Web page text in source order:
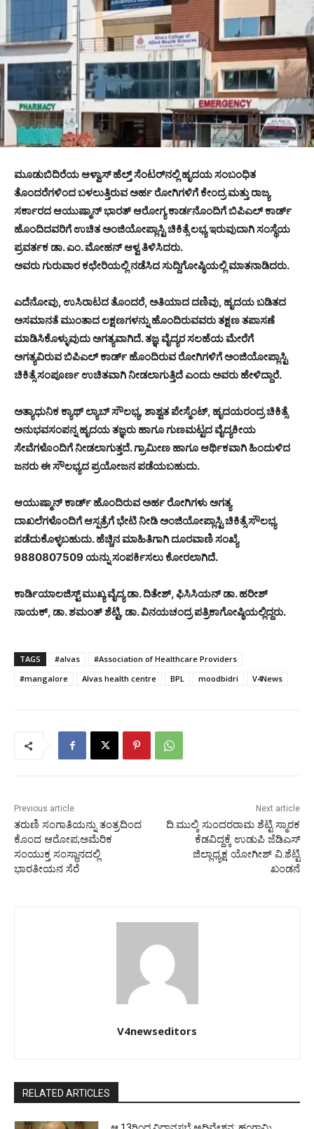
ಮೂಡುಬಿದಿರೆಯ ಆಳ್ವಾಸ್ ಹೆಲ್ತ್ ಸೆಂಟರ್‌ನಲ್ಲಿ ಹೃದಯ ಸಂಬಂಧಿತ
ತೊಂದರೆಗಳಿಂದ ಬಳಲುತ್ತಿರುವ ಅರ್ಹ ರೋಗಿಗಳಿಗೆ ಕೇಂದ್ರ ಮತ್ತು ರಾಜ್ಯ
ಸರ್ಕಾರದ ಆಯುಷ್ಮಾನ್ ಭಾರತ್ ಆರೋಗ್ಯ ಕಾರ್ಡನೊಂದಿಗೆ ಬಿಪಿಎಲ್ ಕಾರ್ಡ್
ಹೊಂದಿದವರಿಗೆ ಉಚಿತ ಅಂಜಿಯೋಪ್ಲಾಸ್ಟಿ ಚಿಕಿತ್ಸೆ ಲಭ್ಯ ಇರುವುದಾಗಿ ಸಂಸ್ಥೆಯ
ಪ್ರವರ್ತಕ ಡಾ. ಎಂ. ಮೋಹನ್ ಆಳ್ವ ತಿಳಿಸಿದರು.
ಅವರು ಗುರುವಾರ ಕಛೇರಿಯಲ್ಲಿ ನಡೆಸಿದ ಸುದ್ದಿಗೋಷ್ಠಿಯಲ್ಲಿ ಮಾತನಾಡಿದರು.
ಎದೆನೋವು, ಉಸಿರಾಟದ ತೊಂದರೆ, ಅತಿಯಾದ ದಣಿವು, ಹೃದಯ ಬಡಿತದ
ಅಸಮಾನತೆ ಮುಂತಾದ ಲಕ್ಷಣಗಳನ್ನು ಹೊಂದಿರುವವರು ತಕ್ಷಣ ತಪಾಸಣೆ
ಮಾಡಿಸಿಕೊಳ್ಳುವುದು ಅಗತ್ಯವಾಗಿದೆ. ತಜ್ಞ ವೈದ್ಯರ ಸಲಹೆಯ ಮೇರೆಗೆ
ಅಗತ್ಯವಿರುವ ಬಿಪಿಎಲ್ ಕಾರ್ಡ್ ಹೊಂದಿರುವ ರೋಗಿಗಳಿಗೆ ಅಂಜಿಯೋಪ್ಲಾಸ್ಟಿ
ಚಿಕಿತ್ಸೆ ಸಂಪೂರ್ಣ ಉಚಿತವಾಗಿ ನೀಡಲಾಗುತ್ತಿದೆ ಎಂದು ಅವರು ಹೇಳಿದ್ದಾರೆ.
ಅತ್ಯಾಧುನಿಕ ಕ್ಯಾಥ್ ಲ್ಯಾಬ್ ಸೌಲಭ್ಯ, ಶಾಶ್ವತ ಪೇಸ್ಮೆಂಟ್, ಹೃದಯರಂದ್ರ ಚಿಕಿತ್ಸೆ
ಅನುಭವಸಂಪನ್ನ ಹೃದಯ ತಜ್ಞರು ಹಾಗೂ ಗುಣಮಟ್ಟದ ವೈದ್ಯಕೀಯ
ಸೇವೆಗಳೊಂದಿಗೆ ನೀಡಲಾಗುತ್ತದೆ. ಗ್ರಾಮೀಣ ಹಾಗೂ ಆರ್ಥಿಕವಾಗಿ ಹಿಂದುಳಿದ
ಜನರು ಈ ಸೌಲಭ್ಯದ ಪ್ರಯೋಜನ ಪಡೆಯಬಹುದು.
ಆಯುಷ್ಮಾನ್ ಕಾರ್ಡ್ ಹೊಂದಿರುವ ಅರ್ಹ ರೋಗಿಗಳು ಅಗತ್ಯ
ದಾಖಲೆಗಳೊಂದಿಗೆ ಆಸ್ಪತ್ರೆಗೆ ಭೇಟಿ ನೀಡಿ ಅಂಜಿಯೋಪ್ಲಾಸ್ಟಿ ಚಿಕಿತ್ಸೆ ಸೌಲಭ್ಯ
ಪಡೆದುಕೊಳ್ಳಬಹುದು. ಹೆಚ್ಚಿನ ಮಾಹಿತಿಗಾಗಿ ದೂರವಾಣಿ ಸಂಖ್ಯೆ
9880807509 ಯನ್ನು ಸಂಪರ್ಕಿಸಲು ಕೋರಲಾಗಿದೆ.
ಕಾರ್ಡಿಯಾಲಜಿಸ್ಟ್ ಮುಖ್ಯ ವೈದ್ಯ ಡಾ. ದಿತೇಶ್, ಫಿಸಿಸಿಯನ್ ಡಾ. ಹರೀಶ್
ನಾಯಕ್, ಡಾ. ಶಮಂತ್ ಶೆಟ್ಟಿ, ಡಾ. ವಿನಯಚಂದ್ರ ಪತ್ರಿಕಾಗೋಷ್ಠಿಯಲ್ಲಿದ್ದರು.
TAGS #alvas
#Association of Healthcare Providers
#mangalore
Alvas health centre BPL moodbidri V4News
Previous article
ತರುಣಿ ಸಂಗಾತಿಯನ್ನು ತಂತ್ರದಿಂದ
ಕೊಂದ ಆರೋಪ;ಅಮೆರಿಕ
ಸಂಯುಕ್ತ ಸಂಸ್ಥಾನದಲ್ಲಿ
ಭಾರತೀಯನ ಸೆರೆ
Next article
ದಿ.ಮುಲ್ಕಿ ಸುಂದರರಾಮ ಶೆಟ್ಟಿ ಸ್ಮಾರಕ
ಕೆಡವಿದ್ದಕ್ಕೆ ಉಡುಪಿ ಜೆಡಿಎಸ್
ಜಿಲ್ಲಾಧ್ಯಕ್ಷ ಯೋಗೀಶ್ ವಿ.ಶೆಟ್ಟಿ
ಖಂಡನೆ
V4newseditors
RELATED ARTICLES